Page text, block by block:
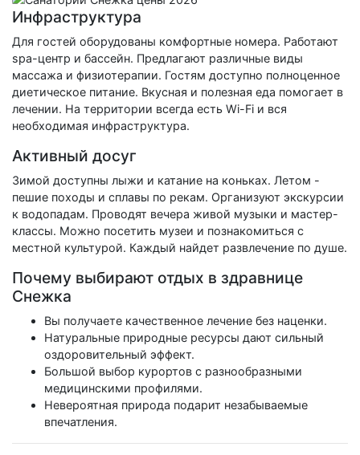
Инфраструктура
Для гостей оборудованы комфортные номера. Работают
spa-центр и бассейн. Предлагают различные виды
массажа и физиотерапии. Гостям доступно полноценное
диетическое питание. Вкусная и полезная еда помогает в
лечении. На территории всегда есть Wi-Fi и вся
необходимая инфраструктура.
Активный досуг
Зимой доступны лыжи и катание на коньках. Летом -
пешие походы и сплавы по рекам. Организуют экскурсии
к водопадам. Проводят вечера живой музыки и мастер-
классы. Можно посетить музеи и познакомиться с
местной культурой. Каждый найдет развлечение по душе.
Почему выбирают отдых в здравнице
Снежка
Вы получаете качественное лечение без наценки.
Натуральные природные ресурсы дают сильный
оздоровительный эффект.
Большой выбор курортов с разнообразными
медицинскими профилями.
Невероятная природа подарит незабываемые
впечатления.